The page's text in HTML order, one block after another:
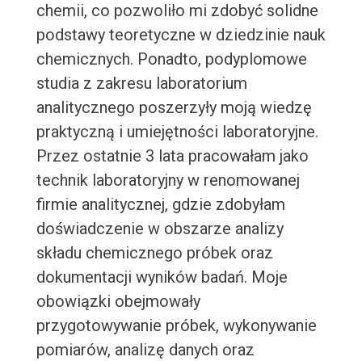
chemii, co pozwoliło mi zdobyć solidne
podstawy teoretyczne w dziedzinie nauk
chemicznych. Ponadto, podyplomowe
studia z zakresu laboratorium
analitycznego poszerzyły moją wiedzę
praktyczną i umiejętności laboratoryjne.
Przez ostatnie 3 lata pracowałam jako
technik laboratoryjny w renomowanej
firmie analitycznej, gdzie zdobyłam
doświadczenie w obszarze analizy
składu chemicznego próbek oraz
dokumentacji wyników badań. Moje
obowiązki obejmowały
przygotowywanie próbek, wykonywanie
pomiarów, analizę danych oraz